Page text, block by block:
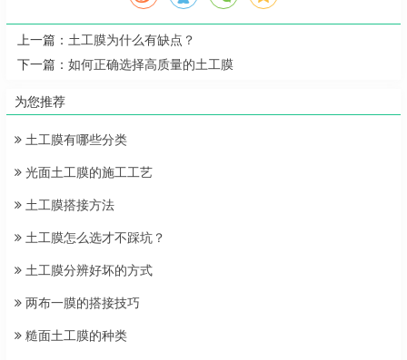
上一篇： 土工膜为什么有缺点？
下一篇： 如何正确选择高质量的土工膜
为您推荐
土工膜有哪些分类
光面土工膜的施工工艺
土工膜搭接方法
土工膜怎么选才不踩坑？
土工膜分辨好坏的方式
两布一膜的搭接技巧
糙面土工膜的种类